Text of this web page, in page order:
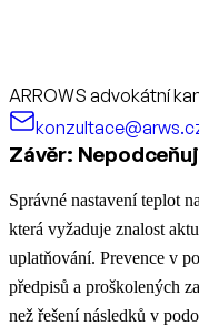
ARROWS advokátní
Závěr:
Správné nastavení teplot
která vyžaduje znalost
uplatňování. Prevence v
předpisů a proškolených
než řešení následků v